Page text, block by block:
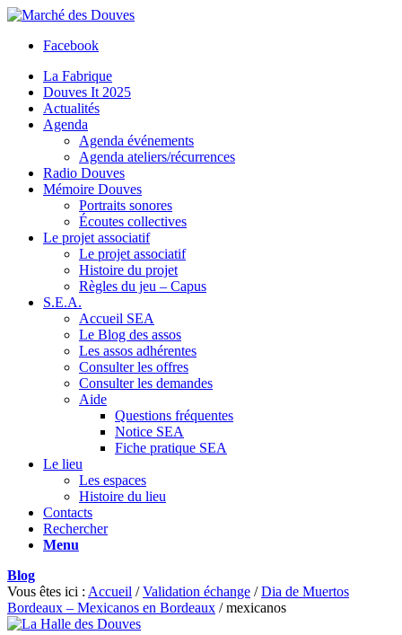
Facebook
La Fabrique
Douves It 2025
Actualités
Agenda
Agenda événements
Agenda ateliers/récurrences
Radio Douves
Mémoire Douves
Portraits sonores
Écoutes collectives
Le projet associatif
Le projet associatif
Histoire du projet
Règles du jeu – Capus
S.E.A.
Accueil SEA
Le Blog des assos
Les assos adhérentes
Consulter les offres
Consulter les demandes
Aide
Questions fréquentes
Notice SEA
Fiche pratique SEA
Le lieu
Les espaces
Histoire du lieu
Contacts
Rechercher
Menu
Blog
Vous êtes ici : Accueil / Validation échange / Dia de Muertos
Bordeaux – Mexicanos en Bordeaux / mexicanos